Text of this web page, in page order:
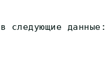
следующие данные: